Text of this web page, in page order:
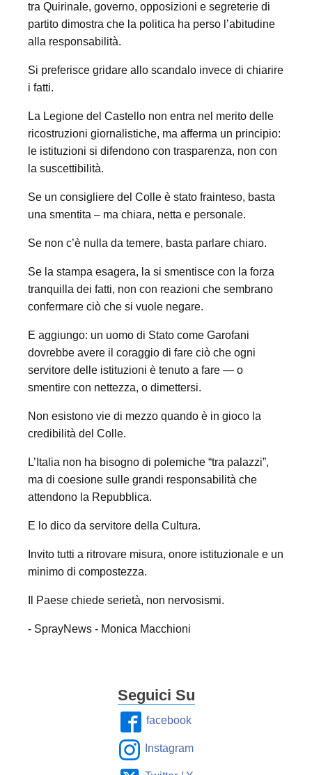
tra Quirinale, governo, opposizioni e segreterie di
partito dimostra che la politica ha perso l’abitudine
alla responsabilità.
Si preferisce gridare allo scandalo invece di chiarire
i fatti.
La Legione del Castello non entra nel merito delle
ricostruzioni giornalistiche, ma afferma un principio:
le istituzioni si difendono con trasparenza, non con
la suscettibilità.
Se un consigliere del Colle è stato frainteso, basta
una smentita – ma chiara, netta e personale.
Se non c’è nulla da temere, basta parlare chiaro.
Se la stampa esagera, la si smentisce con la forza
tranquilla dei fatti, non con reazioni che sembrano
confermare ciò che si vuole negare.
E aggiungo: un uomo di Stato come Garofani
dovrebbe avere il coraggio di fare ciò che ogni
servitore delle istituzioni è tenuto a fare — o
smentire con nettezza, o dimettersi.
Non esistono vie di mezzo quando è in gioco la
credibilità del Colle.
L’Italia non ha bisogno di polemiche “tra palazzi”,
ma di coesione sulle grandi responsabilità che
attendono la Repubblica.
E lo dico da servitore della Cultura.
Invito tutti a ritrovare misura, onore istituzionale e un
minimo di compostezza.
Il Paese chiede serietà, non nervosismi.
- SprayNews - Monica Macchioni
Seguici Su
facebook
Instagram